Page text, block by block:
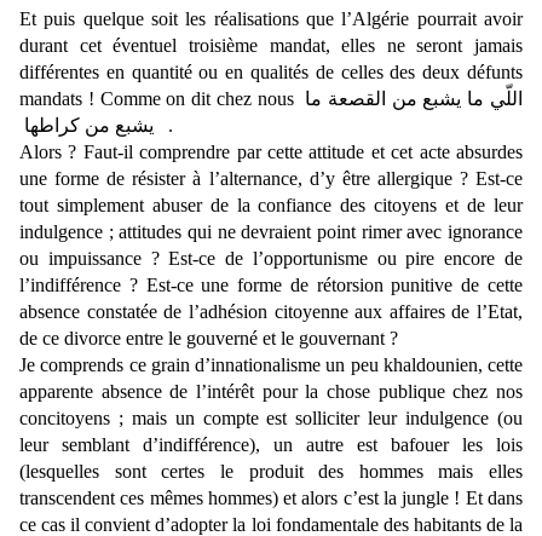
Et puis quelque soit les réalisations que l’Algérie pourrait avoir
durant cet éventuel troisième mandat, elles ne seront jamais
différentes en quantité ou en qualités de celles des deux défunts
mandats ! Comme on dit chez nous
اللّي ما يشبع من القصعة ما
يشبع من كراطها
.
Alors ? Faut-il comprendre par cette attitude et cet acte absurdes
une forme de résister à l’alternance, d’y être allergique ? Est-ce
tout simplement abuser de la confiance des citoyens et de leur
indulgence ; attitudes qui ne devraient point rimer avec ignorance
ou impuissance ? Est-ce de l’opportunisme ou pire encore de
l’indifférence ? Est-ce une forme de rétorsion punitive de cette
absence constatée de l’adhésion citoyenne aux affaires de l’Etat,
de ce divorce entre le gouverné et le gouvernant ?
Je comprends ce grain d’innationalisme un peu khaldounien, cette
apparente absence de l’intérêt pour la chose publique chez nos
concitoyens ; mais un compte est solliciter leur indulgence (ou
leur semblant d’indifférence), un autre est bafouer les lois
(lesquelles sont certes le produit des hommes mais elles
transcendent ces mêmes hommes) et alors c’est la jungle ! Et dans
ce cas il convient d’adopter la loi fondamentale des habitants de la